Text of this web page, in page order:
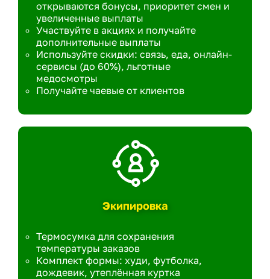
открываются бонусы, приоритет смен и
увеличенные выплаты
Участвуйте в акциях и получайте
дополнительные выплаты
Используйте скидки: связь, еда, онлайн-
сервисы (до 60%), льготные
медосмотры
Получайте чаевые от клиентов
Экипировка
Термосумка для сохранения
температуры заказов
Комплект формы: худи, футболка,
дождевик, утеплённая куртка